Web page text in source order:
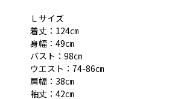
Ｌサイズ
着丈：124㎝
身幅：49㎝
バスト：98㎝
ウエスト：74-86㎝
肩幅：38㎝
袖丈：42㎝